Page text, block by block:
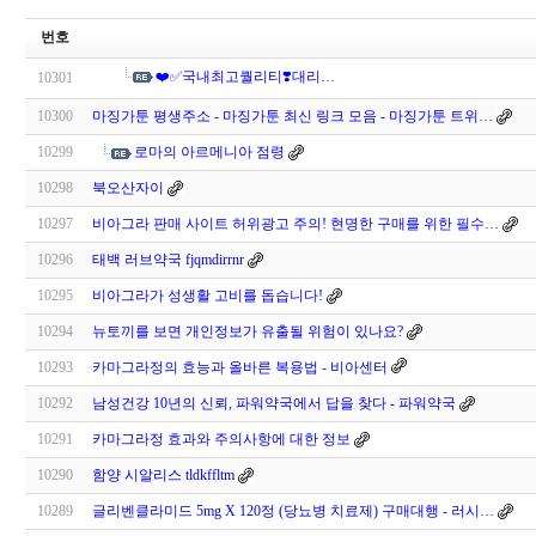
번호
10301 ❤️✅국내최고퀄리티❣️대리…
10300 마징가툰 평생주소 - 마징가툰 최신 링크 모음 - 마징가툰 트위…
10299 로마의 아르메니아 점령
10298 북오산자이
10297 비아그라 판매 사이트 허위광고 주의! 현명한 구매를 위한 필수…
10296 태백 러브약국 fjqmdirrnr
10295 비아그라가 성생활 고비를 돕습니다!
10294 뉴토끼를 보면 개인정보가 유출될 위험이 있나요?
10293 카마그라정의 효능과 올바른 복용법 - 비아센터
10292 남성건강 10년의 신뢰, 파워약국에서 답을 찾다 - 파워약국
10291 카마그라정 효과와 주의사항에 대한 정보
10290 함양 시알리스 tldkffltm
10289 글리벤클라미드 5mg X 120정 (당뇨병 치료제) 구매대행 - 러시…